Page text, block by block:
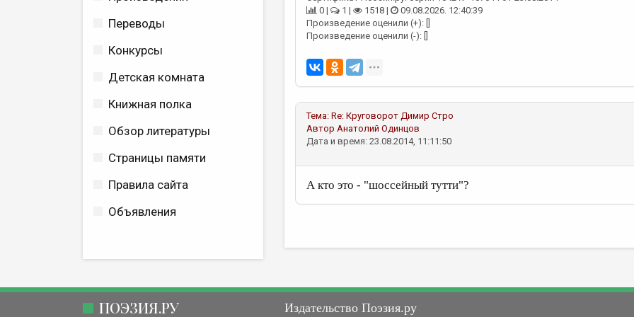
Переводы
Конкурсы
Детская комната
Книжная полка
Обзор литературы
Страницы памяти
Правила сайта
Объявления
0 |
1 | 1518 |
09.08.2026. 12:40:39
Произведение оценили (+): []
Произведение оценили (-): []
Тема: Re: Круговорот Димир Стро
Автор Анатолий Одинцов
Дата и время: 23.08.2014, 11:11:50
А кто это - "шоссейный тутти"?
ПОЭЗИЯ.РУ Издательство Поэзия.ру